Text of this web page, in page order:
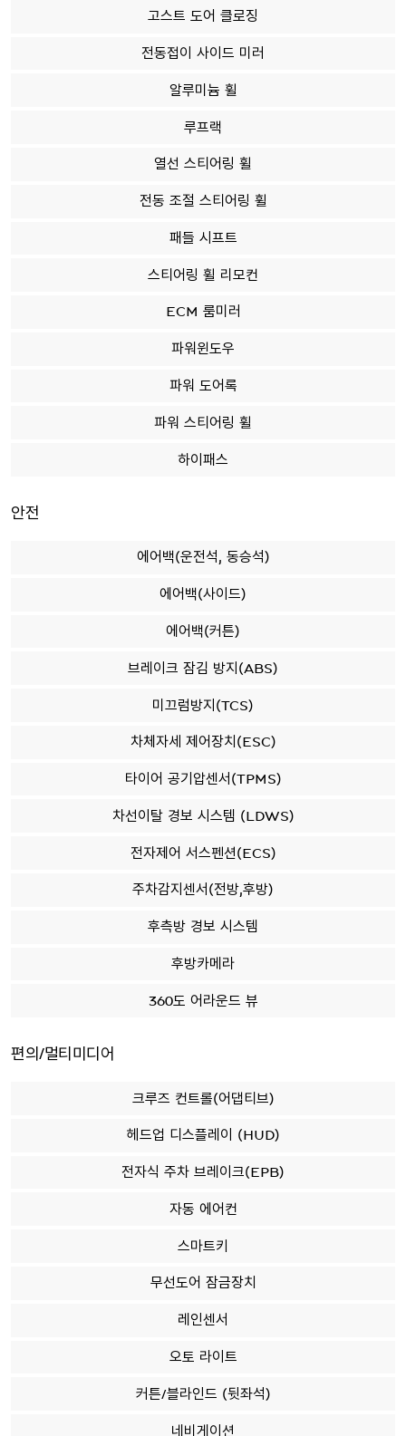
고스트 도어 클로징
전동접이 사이드 미러
알루미늄 휠
루프랙
열선 스티어링 휠
전동 조절 스티어링 휠
패들 시프트
스티어링 휠 리모컨
ECM 룸미러
파워윈도우
파워 도어록
파워 스티어링 휠
하이패스
안전
에어백(운전석, 동승석)
에어백(사이드)
에어백(커튼)
브레이크 잠김 방지(ABS)
미끄럼방지(TCS)
차체자세 제어장치(ESC)
타이어 공기압센서(TPMS)
차선이탈 경보 시스템 (LDWS)
전자제어 서스펜션(ECS)
주차감지센서(전방,후방)
후측방 경보 시스템
후방카메라
360도 어라운드 뷰
편의/멀티미디어
크루즈 컨트롤(어댑티브)
헤드업 디스플레이 (HUD)
전자식 주차 브레이크(EPB)
자동 에어컨
스마트키
무선도어 잠금장치
레인센서
오토 라이트
커튼/블라인드 (뒷좌석)
네비게이션